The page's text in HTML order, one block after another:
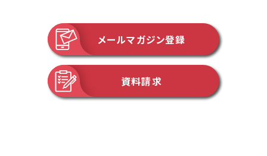
メールマガジン登録
資料請求